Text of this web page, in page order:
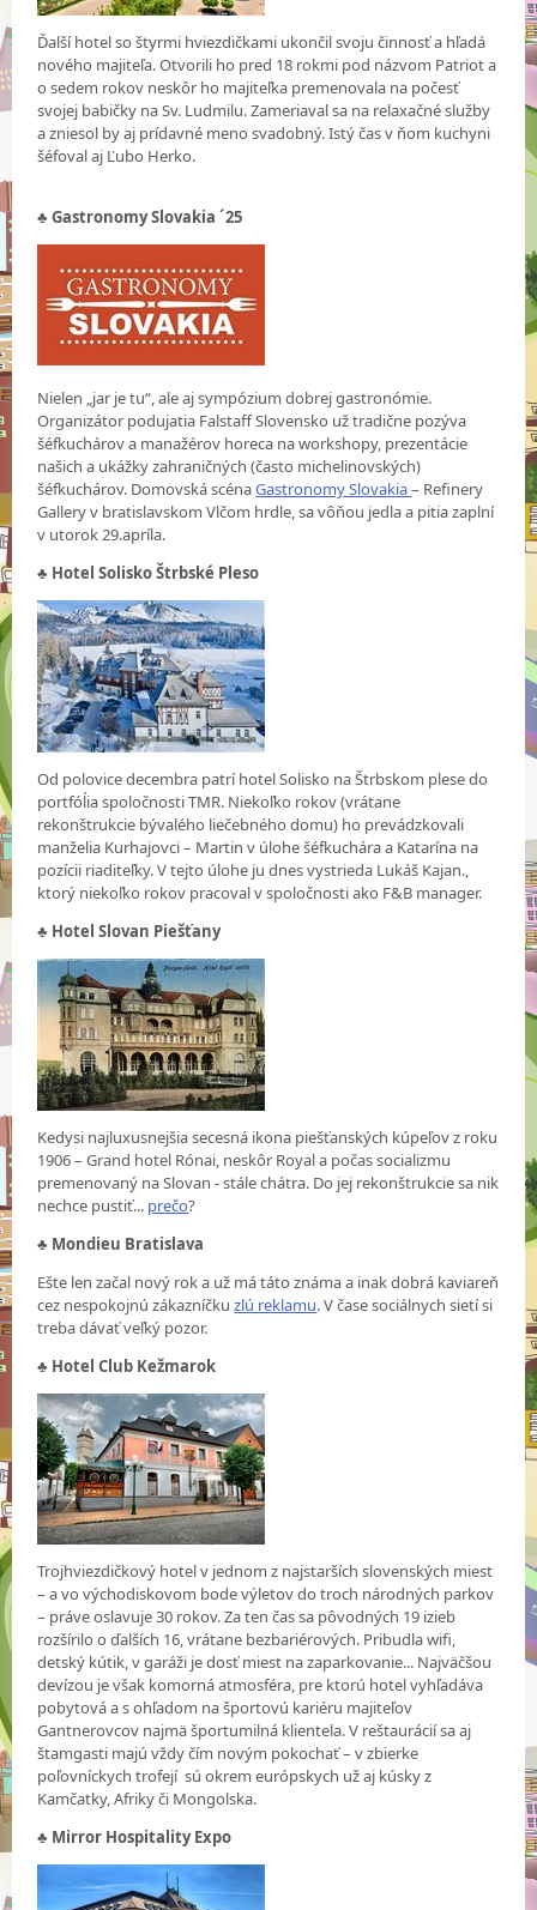
Ďalší hotel so štyrmi hviezdičkami ukončil svoju činnosť a hľadá
nového majiteľa. Otvorili ho pred 18 rokmi pod názvom Patriot a
o sedem rokov neskôr ho majiteľka premenovala na počesť
svojej babičky na Sv. Ludmilu. Zameriaval sa na relaxačné služby
a zniesol by aj prídavné meno svadobný. Istý čas v ňom kuchyni
šéfoval aj Ľubo Herko.
♣Gastronomy Slovakia ´25
Nielen „jar je tu“, ale aj sympózium dobrej gastronómie.
Organizátor podujatia Falstaff Slovensko už tradične pozýva
šéfkuchárov a manažérov horeca na workshopy, prezentácie
našich a ukážky zahraničných (často michelinovských)
šéfkuchárov. Domovská scénaGastronomy Slovakia– Refinery
Gallery v bratislavskom Vlčom hrdle, sa vôňou jedla a pitia zaplní
v utorok 29.apríla.
♣ Hotel Solisko Štrbské Pleso
Od polovice decembra patrí hotel Solisko na Štrbskom plese do
portfóĺia spoločnosti TMR. Niekoľko rokov (vrátane
rekonštrukcie bývalého liečebného domu) ho prevádzkovali
manželia Kurhajovci – Martin v úlohe šéfkuchára a Katarína na
pozícii riaditeľky. V tejto úlohe ju dnes vystrieda Lukáš Kajan.,
ktorý niekoľko rokov pracoval v spoločnosti ako F&B manager.
♣ Hotel Slovan Piešťany
Kedysi najluxusnejšia secesná ikona piešťanských kúpeľov z roku
1906 – Grand hotel Rónai, neskôr Royal a počas socializmu
premenovaný na Slovan - stále chátra. Do jej rekonštrukcie sa nik
nechce pustiť... prečo?
♣ Mondieu Bratislava
Ešte len začal nový rok a už má táto známa a inak dobrá kaviareň
cez nespokojnú zákazníčkuzlú reklamu. V čase sociálnych sietí si
treba dávať veľký pozor.
♣ Hotel Club Kežmarok
Trojhviezdičkový hotel v jednom z najstarších slovenských miest
– a vo východiskovom bode výletov do troch národných parkov
– práve oslavuje 30 rokov. Za ten čas sa pôvodných 19 izieb
rozšírilo o ďalších 16, vrátane bezbariérových. Pribudla wifi,
detský kútik, v garáži je dosť miest na zaparkovanie... Najväčšou
devízou je však komorná atmosféra, pre ktorú hotel vyhľadáva
pobytová a s ohľadom na športovú kariéru majiteľov
Gantnerovcov najmä športumilná klientela. V reštaurácií sa aj
štamgasti majú vždy čím novým pokochať – v zbierke
poľovníckych trofejí sú okrem európskych už aj kúsky z
Kamčatky, Afriky či Mongolska.
♣ Mirror Hospitality Expo